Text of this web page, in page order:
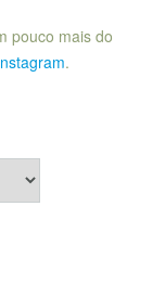
pouco mais do
.